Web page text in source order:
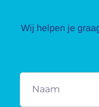
Wij helpen je